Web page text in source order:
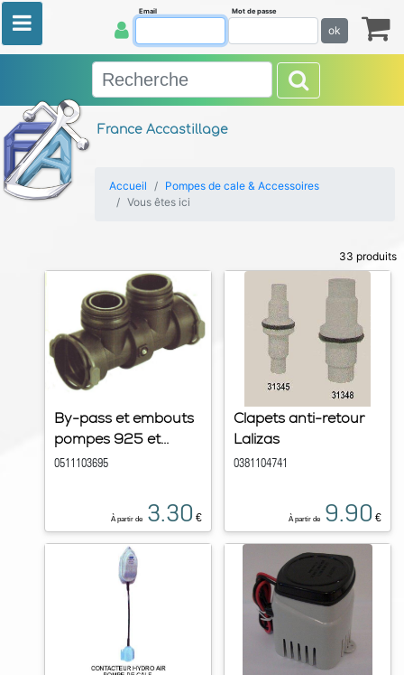
France Accastillage
Email Mot de passe
ok
Accueil
Pompes de cale & Accessoires
Vous êtes ici
33 produits
By-pass et embouts
pompes 925 et...
0511103695
À partir de 3.30 €
Clapets anti-retour
Lalizas
0381104741
À partir de 9.90 €